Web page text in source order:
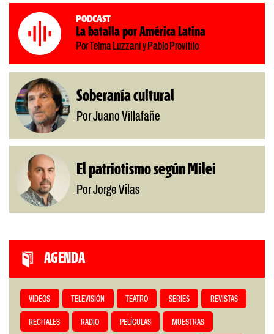
Podcast
La batalla por América Latina
Por Telma Luzzani y Pablo Provitilo
Soberanía cultural
Por Juano Villafañe
El patriotismo según Milei
Por Jorge Vilas
AGENDA
VIDEOS TELEVISIÓN TEATRO SERIES REVISTAS
RECITALES RADIO PELÍCULAS MUESTRAS